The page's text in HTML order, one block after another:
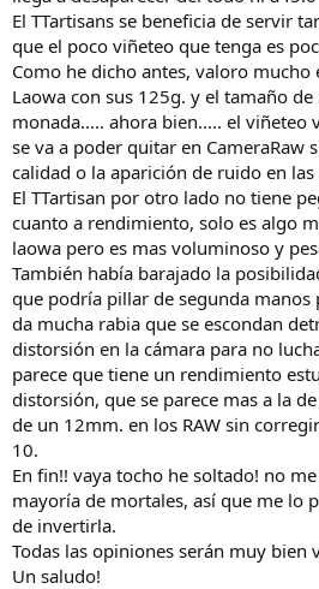
El TTartisans se beneficia de servir
que el poco viñeteo que tenga es
Como he dicho antes, valoro
Laowa con sus 125g. y el tamaño
monada..... ahora bien..... el viñeteo
se va a poder quitar en CameraRaw
calidad o la aparición de ruido en las
El TTartisan por otro lado no tiene
cuanto a rendimiento, solo es algo
laowa pero es mas voluminoso y
También había barajado la
que podría pillar de segunda
da mucha rabia que se escondan
distorsión en la cámara para no
parece que tiene un rendimiento
distorsión, que se parece mas a la
de un 12mm. en los RAW sin
10.
En fin!! vaya tocho he soltado! no
mayoría de mortales, así que me lo
de invertirla.
Todas las opiniones serán muy bien
Un saludo!